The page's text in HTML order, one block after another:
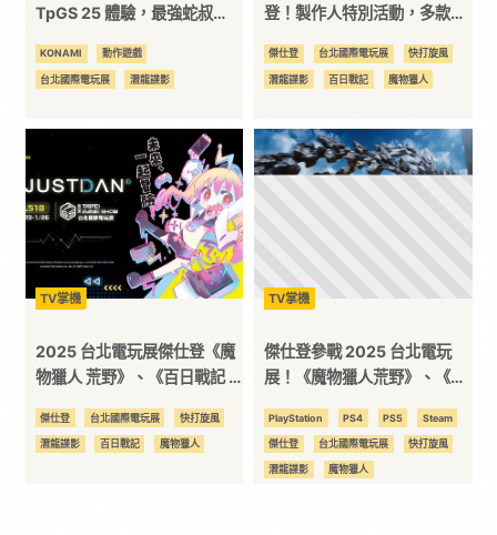
TpGS 25 體驗，最強蛇叔
KONAMI 動作遊戲
台北國際電玩展 潛龍諜影
登！製作人特別活動，多款強
開！
傑仕登 台北國際電玩展 快打旋風
潛龍諜影 百日戰記 魔物獵人
TV掌機
2025 台北電玩展傑仕登《魔
物獵人 荒野》、《百日戰記 -
解禁！
傑仕登 台北國際電玩展 快打旋風
潛龍諜影 百日戰記 魔物獵人
TV掌機
傑仕登參戰 2025 台北電玩
展！《魔物獵人荒野》、《潛
款作品提供試玩
PlayStation PS4 PS5 Steam
傑仕登 台北國際電玩展 快打旋風
潛龍諜影 魔物獵人